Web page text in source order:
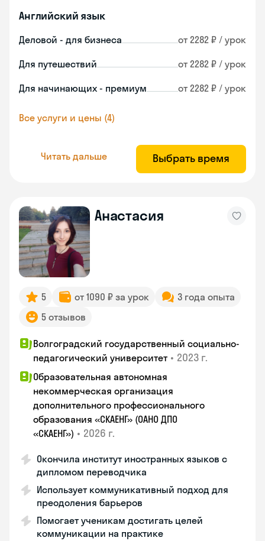
Английский язык
Деловой - для бизнеса от 2282 ₽ / урок
Для путешествий от 2282 ₽ / урок
Для начинающих - премиум от 2282 ₽ / урок
Все услуги и цены (4)
Читать дальше Выбрать время
Анастасия
5 от 1090 ₽ за урок
3 года опыта
5 отзывов
Волгоградский государственный социально-
педагогический университет • 2023 г.
Образовательная автономная
некоммерческая организация
дополнительного профессионального
образования «СКАЕНГ» (ОАНО ДПО
«СКАЕНГ») • 2026 г.
Окончила институт иностранных языков с
дипломом переводчика
Использует коммуникативный подход для
преодоления барьеров
Помогает ученикам достигать целей
коммуникации на практике